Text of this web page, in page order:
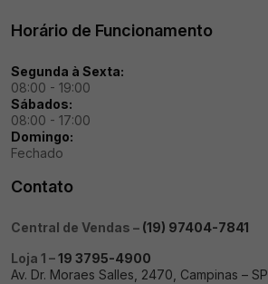
Horário de Funcionamento
Segunda à Sexta:
08:00 - 19:00
Sábados:
08:00 - 17:00
Domingo:
Fechado
Contato
Central de Vendas – (19) 97404-7841
Loja 1 –19 3795-4900
Av. Dr. Moraes Salles, 2470, Campinas – SP